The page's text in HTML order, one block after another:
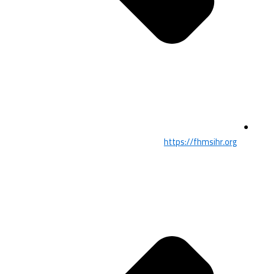
https://fhmsihr.org